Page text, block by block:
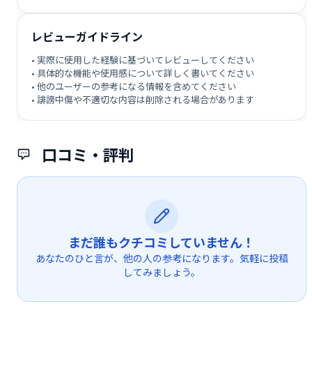
口コミ・評判
まだ誰もクチコミしていません！
あなたのひと言が、他の人の参考になります。気軽に投稿
してみましょう。
レビューガイドライン
• 実際に使用した経験に基づいてレビューしてください
• 具体的な機能や使用感について詳しく書いてください
• 他のユーザーの参考になる情報を含めてください
• 誹謗中傷や不適切な内容は削除される場合があります